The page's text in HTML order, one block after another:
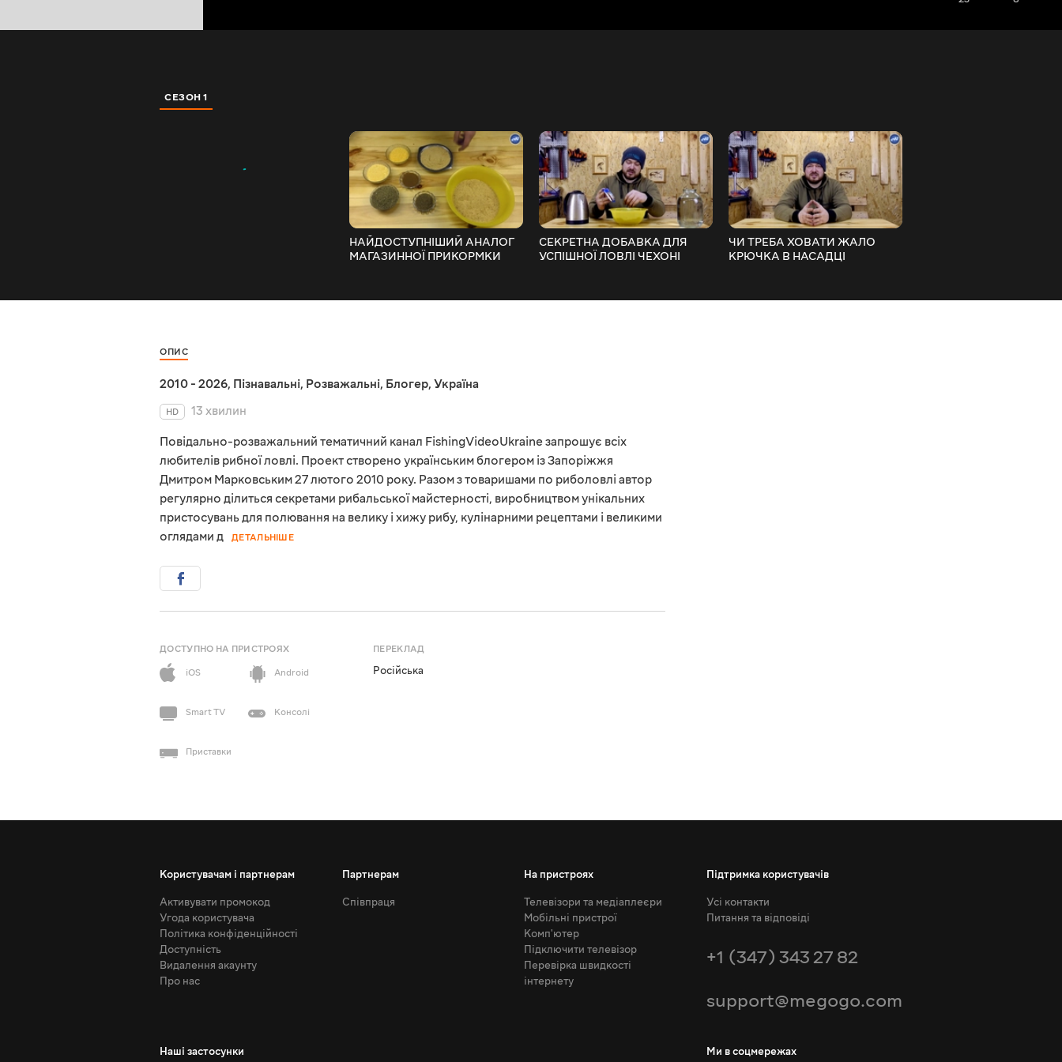
СЕЗОН 1
НАЙДОСТУПНІШИЙ АНАЛОГ
МАГАЗИННОЇ ПРИКОРМКИ
FishingVideoUkraine
СЕКРЕТНА ДОБАВКА ДЛЯ
УСПІШНОЇ ЛОВЛІ ЧЕХОНІ
ЧИ ТРЕБА ХОВАТИ ЖАЛО
КРЮЧКА В НАСАДЦІ
ОПИС
2010 - 2026, Пізнавальні, Розважальні, Блогер, Україна
HD
13 хвилин
Повідально-розважальний тематичний канал FishingVideoUkraine запрошує всіх
любителів рибної ловлі. Проект створено українським блогером із Запоріжжя
Дмитром Марковським 27 лютого 2010 року. Разом з товаришами по риболовлі автор
регулярно ділиться секретами рибальської майстерності, виробництвом унікальних
пристосувань для полювання на велику і хижу рибу, кулінарними рецептами і великими
оглядами д
ДЕТАЛЬНІШЕ
ДОСТУПНО НА ПРИСТРОЯХ
iOS
Android
Smart TV Консолі
Приставки
ПЕРЕКЛАД
Російська
Користувачам і партнерам
Активувати промокод
Угода користувача
Політика конфіденційності
Доступність
Видалення акаунту
Про нас
Партнерам
Співпраця
На пристроях
Телевізори та медіаплеєри
Мобільні пристрої
Комп'ютер
Підключити телевізор
Перевірка швидкості
інтернету
Підтримка користувачів
Усі контакти
Питання та відповіді
+1 (347) 343 27 82
support@megogo.com
Наші застосунки Ми в соцмережах